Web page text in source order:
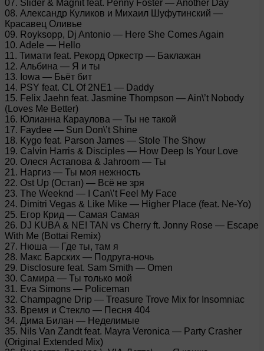
07. Slider & Magnit feat. Penny Foster — Another Day
08. Александр Куликов и Михаил Шуфутинский —
Красавец Оливье
09. Royksopp, Dj Antonio — Here She Comes Again
10. Adele — Hello
11. Тимати feat. Рекорд Оркестр — Баклажан
12. Альбина — Я и ты
13. Iowa — Бьёт бит
14. PSY feat. CL Of 2NE1 — Daddy
15. Felix Jaehn feat. Jasmine Thompson — Ain\’t Nobody
(Loves Me Better)
16. Юлианна Караулова — Ты не такой
17. Faydee — Sun Don\’t Shine
18. Kygo feat. Parson James — Stole The Show
19. Calvin Harris & Disciples — How Deep Is Your Love
20. Олеся Астапова & Jahroom — Ты
21. Наргиз — Ты моя нежность
22. Ost Up (Остап) — Всё не зря
23. The Weeknd — I Can\’t Feel My Face
24. Dimitri Vegas & Like Mike — Higher Place (feat. Ne-Yo)
25. Егор Крид — Самая Самая
26. DJ KUBA & NE! TAN vs Cherry ft. Jonny Rose — Escape
With Me (Bottai Remix)
27. Нюша — Где ты, там я
28. Макс Барских — Подруга-ночь
29. Disclosure feat. Sam Smith — Omen
30. Самира — Ты только мой
31. Eva Simons — Policeman
32. Champagne Drip — Treasure Trove Mix for Insomniac
33. Время и Стекло — Песня 404
34. Дима Билан — Неделимые
35. Nils Van Zandt feat. Mayra Veronica — Party Crasher
(Original Extended Mix)